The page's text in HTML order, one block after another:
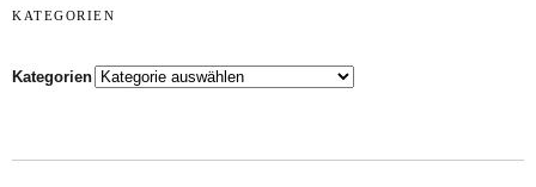
KATEGORIEN
Kategorien